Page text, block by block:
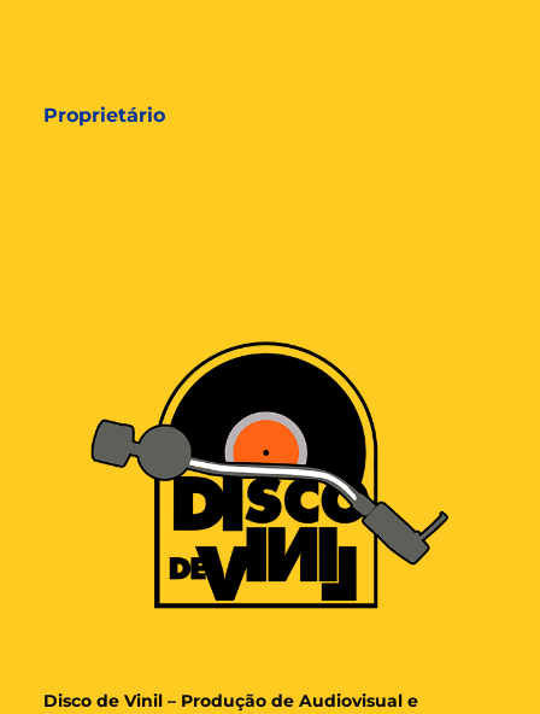
Proprietário
Disco de Vinil – Produção de Audiovisual e